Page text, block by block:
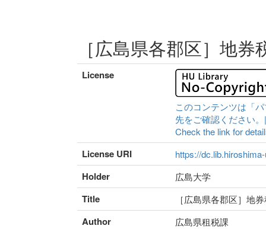
［広島県各郡区］地
License
このコンテンツは「
先をご確認ください
Check the link for
License URI https://
Holder 広島大学
Title ［広島県各郡区］地
Author 広島県租税課